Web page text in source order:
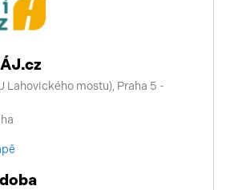
(DAB)
spolujezdce
Lahovického mostu), Praha 5 -